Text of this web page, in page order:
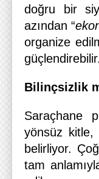
doğru bir
azından “
organize
güçlendirebilir.
Bilinçsizlik
Saraçhane
yönsüz kitle,
belirliyor.
tam